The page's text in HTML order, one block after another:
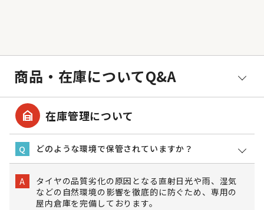
商品・在庫についてQ&A
garage_home 在庫管理について
Q どのような環境で保管されていますか？
A
タイヤの品質劣化の原因となる直射日光や雨、湿気
などの自然環境の影響を徹底的に防ぐため、専用の
屋内倉庫を完備しております。